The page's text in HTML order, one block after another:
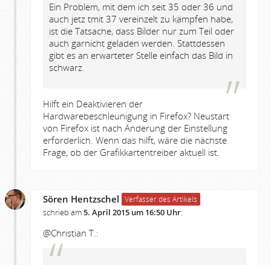
Ein Problem, mit dem ich seit 35 oder 36 und
auch jetz tmit 37 vereinzelt zu kämpfen habe,
ist die Tatsache, dass Bilder nur zum Teil oder
auch garnicht geladen werden. Stattdessen
gibt es an erwarteter Stelle einfach das Bild in
schwarz.
Hilft ein Deaktivieren der
Hardwarebeschleunigung in Firefox? Neustart
von Firefox ist nach Änderung der Einstellung
erforderlich. Wenn das hilft, wäre die nächste
Frage, ob der Grafikkartentreiber aktuell ist.
Sören Hentzschel Verfasser des Artikels
schrieb am5. April 2015 um 16:50 Uhr:
@Christian T.: